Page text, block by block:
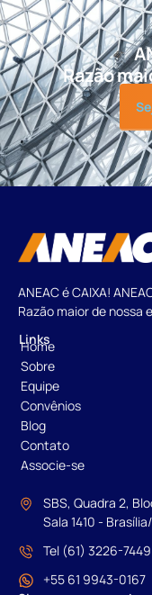
Razão
ANEAC é CAIXA!
Razão maior de nossa
Links
Home
Sobre
Equipe
Convênios
Blog
Contato
Associe-se
SBS, Quadra 2,
Sala 1410 -
Tel (61) 3226-7449
+55 61 9943-0167